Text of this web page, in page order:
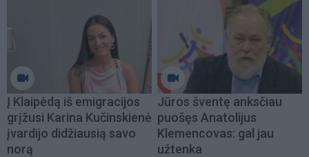
Į Klaipėdą iš emigracijos
grįžusi Karina Kučinskienė
įvardijo didžiausią savo
norą
Jūros šventę anksčiau
puošęs Anatolijus
Klemencovas: gal jau
užtenka